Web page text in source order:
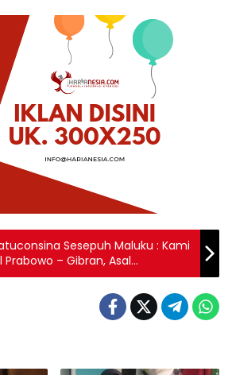
Sesepuh Maluku : Kami
Prabowo – Gibran, Asal
Aspirasi Kami